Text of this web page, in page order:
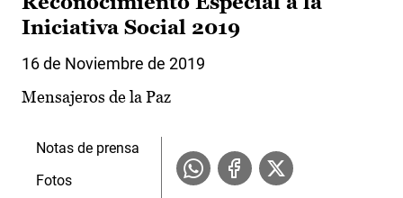
Iniciativa Social 2019
16 de Noviembre de 2019
Mensajeros de la Paz
Notas de prensa
Fotos